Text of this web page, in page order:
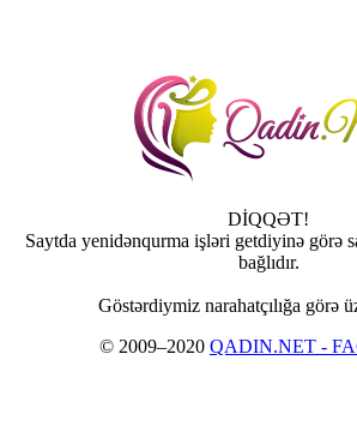
DİQQƏT!
Saytda yenidənqurma işləri getdiyinə görə
bağlıdır.
Göstərdiymiz narahatçılığa görə
© 2009–2020 QADIN.NET -